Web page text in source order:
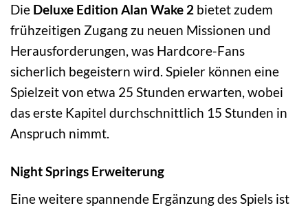
Die Deluxe Edition Alan Wake 2 bietet zudem
frühzeitigen Zugang zu neuen Missionen und
Herausforderungen, was Hardcore-Fans
sicherlich begeistern wird. Spieler können eine
Spielzeit von etwa 25 Stunden erwarten, wobei
das erste Kapitel durchschnittlich 15 Stunden in
Anspruch nimmt.
Night Springs Erweiterung
Eine weitere spannende Ergänzung des Spiels ist